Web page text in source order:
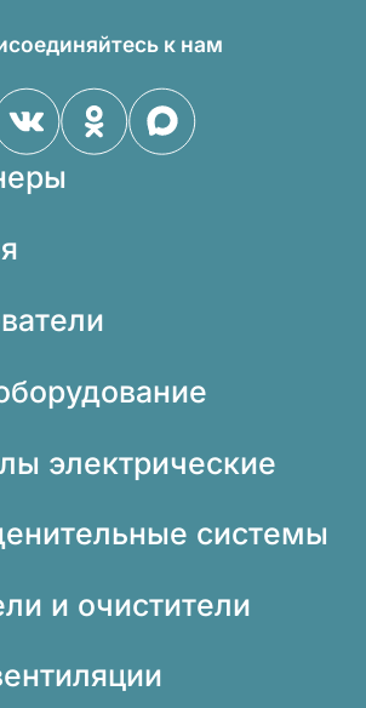
к нам
электрические
системы
и очистители